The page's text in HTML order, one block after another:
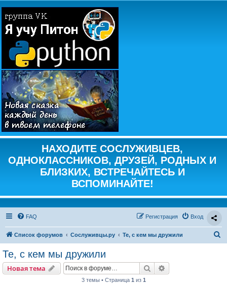
НАХОДИТЕ СОСЛУЖИВЦЕВ,
ОДНОКЛАССНИКОВ, ДРУЗЕЙ, РОДНЫХ И
БЛИЗКИХ, ВСТРЕЧАЙТЕСЬ И
ВСПОМИНАЙТЕ!
FAQ Вход
Регистрация
Список форумов Сослуживцы.ру Те, с кем мы дружили
Те, с кем мы дружили
Новая тема Поиск
3 темы • Страница 1 из 1